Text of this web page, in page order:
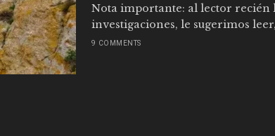
Nota importante: al lector recién
investigaciones, le sugerimos
9 COMMENTS